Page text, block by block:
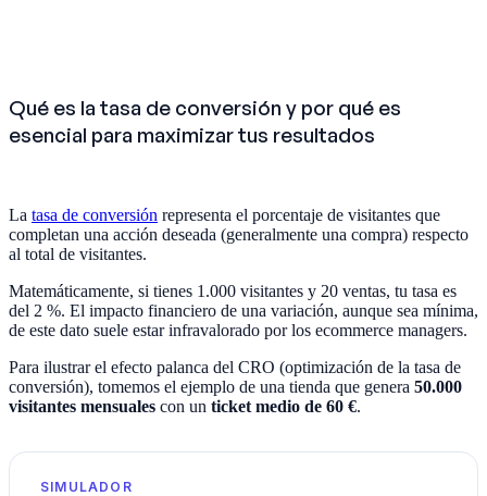
Qué es la tasa de conversión y por qué es
esencial para maximizar tus resultados
La tasa de conversión representa el porcentaje de visitantes que
completan una acción deseada (generalmente una compra) respecto
al total de visitantes.
Matemáticamente, si tienes 1.000 visitantes y 20 ventas, tu tasa es
del 2 %. El impacto financiero de una variación, aunque sea mínima,
de este dato suele estar infravalorado por los ecommerce managers.
Para ilustrar el efecto palanca del CRO (optimización de la tasa de
conversión), tomemos el ejemplo de una tienda que genera 50.000
visitantes mensuales con un ticket medio de 60 €.
SIMULADOR